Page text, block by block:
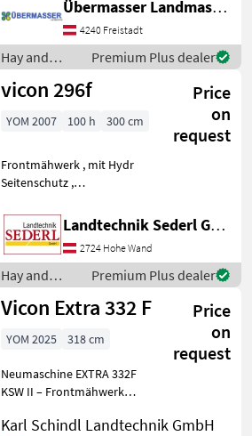
+ Glenkwelle +
Klingenschlüssel +
Klingenschnellwechsel +
Schwadsc
Übermasser Landmaschinenhandel
4240 Freistadt
Hay and
forage
equipment /
Premium Plus dealer
vicon 296f
Price
on
request
YOM 2007 100 h 300 cm
Frontmähwerk , mit Hydr
Seitenschutz ,
Gelenkwelle Mower bar:
Discs, type of disc mower:
Front mowers, Wide
spreading device, Cutting
height adjus
Landtechnik Sederl GmbH
2724 Hohe Wand
Hay and
forage
equipment /
Premium Plus dealer
Vicon Extra 332 F
Price
on
request
YOM 2025 318 cm
Neumaschine EXTRA 332F
KSW II – Frontmähwerk
Hochschnittkufen (20 mm)
Karl Schindl Landtechnik GmbH